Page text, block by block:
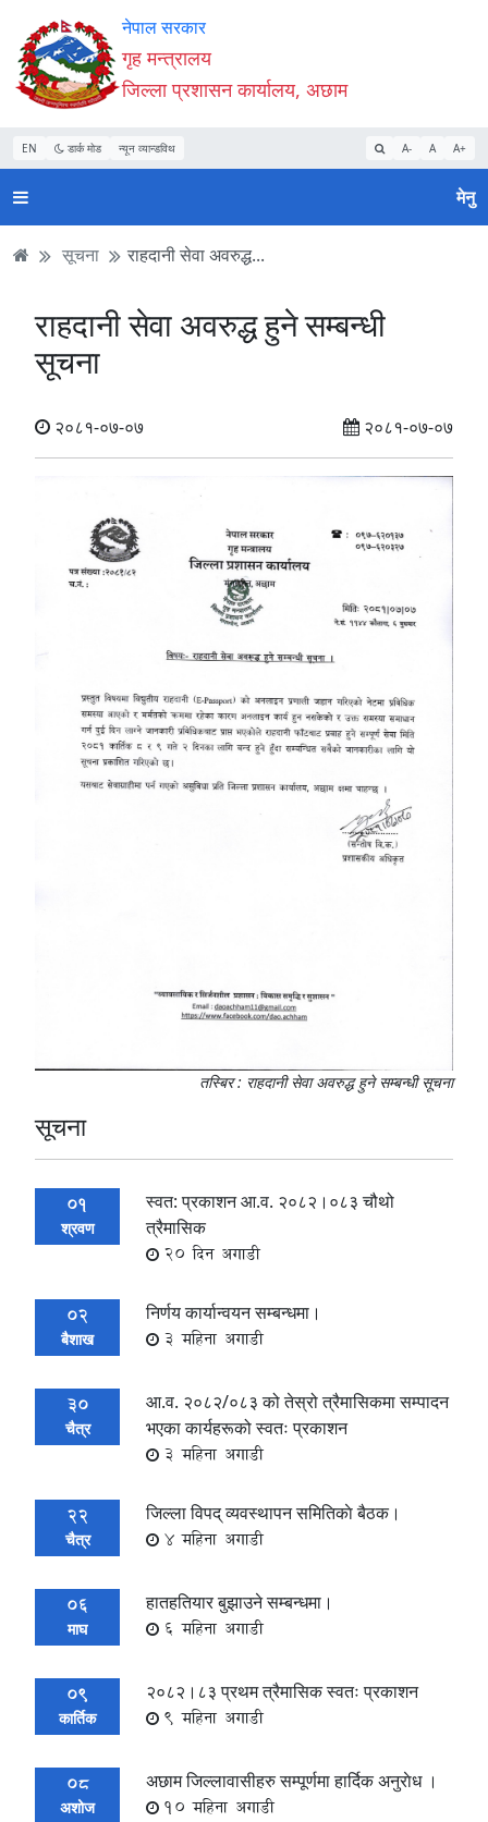
Accessibility
Mode
सुरु
गर्नुहोस्
सामाग्री
पढ्नुहाेस्
नेभिगेसन
पढ्नुहाेस्
वेबसाइट
खोजमा
जानुहोस्
नेपाल सरकार
गृह मन्त्रालय
जिल्ला प्रशासन कार्यालय, अछाम
EN डार्क मोड न्यून व्यान्डविथ A- A A+
मेनु
सूचना राहदानी सेवा अवरुद्ध...
राहदानी सेवा अवरुद्ध हुने सम्बन्धी
सूचना
२०८१-०७-०७ २०८१-०७-०७
तस्बिर : राहदानी सेवा अवरुद्ध हुने सम्बन्धी सूचना
सूचना
01
श्रवण
स्वत: प्रकाशन आ.व. २०८२।०८३ चौथो
त्रैमासिक
20 दिन अगाडी
02
बैशाख
निर्णय कार्यान्वयन सम्बन्धमा।
3 महिना अगाडी
30
चैत्र
आ.व. २०८२/०८३ को तेस्रो त्रैमासिकमा सम्पादन
भएका कार्यहरूको स्वतः प्रकाशन
3 महिना अगाडी
22
चैत्र
जिल्ला विपद् व्यवस्थापन समितिकाे बैठक।
4 महिना अगाडी
06
माघ
हातहतियार बुझाउने सम्बन्धमा।
6 महिना अगाडी
09
कार्तिक
२०८२।८३ प्रथम त्रैमासिक स्वतः प्रकाशन
9 महिना अगाडी
08
अशोज
अछाम जिल्लावासीहरु सम्पूर्णमा हार्दिक अनुराेध ।
10 महिना अगाडी